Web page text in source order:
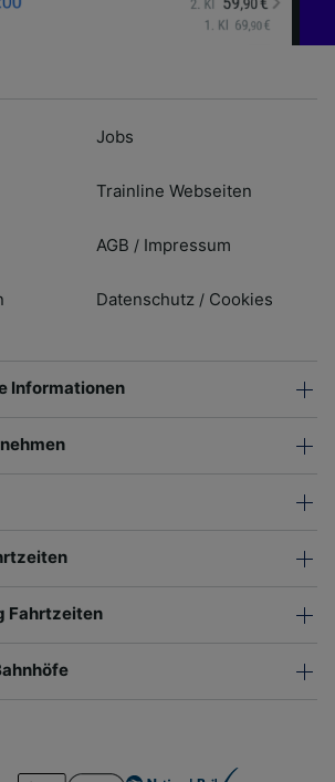
Jobs
Trainline Webseiten
AGB / Impressum
Datenschutz / Cookies
Informationen
Fahrtzeiten